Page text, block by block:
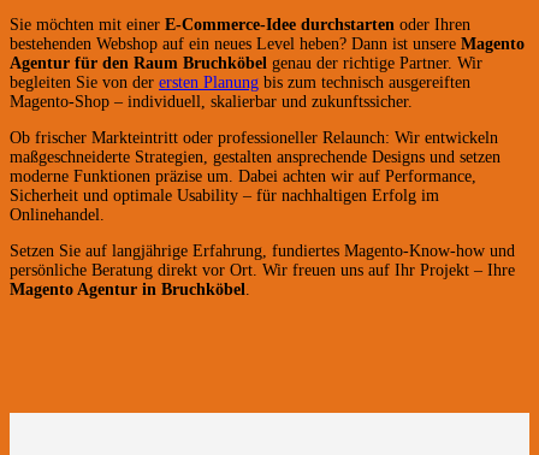
Sie möchten mit einer E-Commerce-Idee durchstarten oder Ihren
bestehenden Webshop auf ein neues Level heben? Dann ist unsere Magento
Agentur für den Raum Bruchköbel genau der richtige Partner. Wir
begleiten Sie von der ersten Planung bis zum technisch ausgereiften
Magento-Shop – individuell, skalierbar und zukunftssicher.
Ob frischer Markteintritt oder professioneller Relaunch: Wir entwickeln
maßgeschneiderte Strategien, gestalten ansprechende Designs und setzen
moderne Funktionen präzise um. Dabei achten wir auf Performance,
Sicherheit und optimale Usability – für nachhaltigen Erfolg im
Onlinehandel.
Setzen Sie auf langjährige Erfahrung, fundiertes Magento-Know-how und
persönliche Beratung direkt vor Ort. Wir freuen uns auf Ihr Projekt – Ihre
Magento Agentur in Bruchköbel